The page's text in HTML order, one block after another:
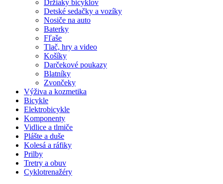
Držiaky bicyklov
Detské sedačky a vozíky
Nosiče na auto
Baterky
Fľaše
Tlač, hry a video
Košíky
Darčekové poukazy
Blatníky
Zvončeky
Výživa a kozmetika
Bicykle
Elektrobicykle
Komponenty
Vidlice a tlmiče
Plášte a duše
Kolesá a ráfiky
Prilby
Tretry a obuv
Cyklotrenažéry